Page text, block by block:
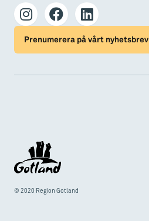
Prenumerera på vårt nyhetsbrev
© 2020 Region Gotland